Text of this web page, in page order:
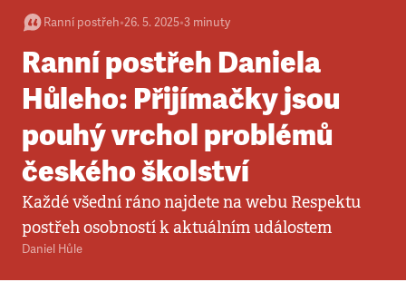
Ranní postřeh•26. 5. 2025•3 minuty
Ranní postřeh Daniela
Hůleho: Přijímačky jsou
pouhý vrchol problémů
českého školství
Každé všední ráno najdete na webu Respektu
postřeh osobností k aktuálním událostem
Daniel Hůle